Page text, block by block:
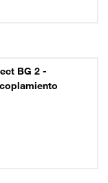
BG 2 -